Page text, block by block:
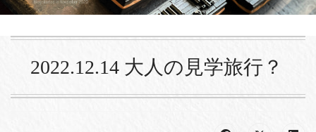
2022.12.14 大人の見学旅行？